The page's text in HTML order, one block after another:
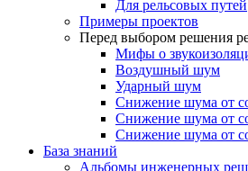
Для рельсовых путей
Примеры проектов
Перед выбором решения
Мифы о
Воздушный шум
Ударный шум
Снижение шума от
Снижение шума от
Снижение шума от
База знаний
Альбомы инженерных